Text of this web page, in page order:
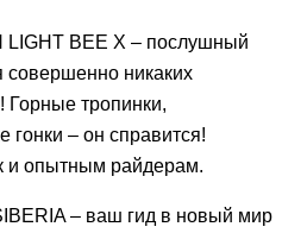
LIGHT BEE X – послушный
совершенно никаких
Горные тропинки,
– он справится!
и опытным райдерам.
– ваш гид в новый мир